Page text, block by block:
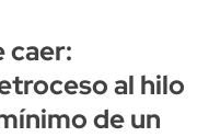
caer:
al hilo
de un